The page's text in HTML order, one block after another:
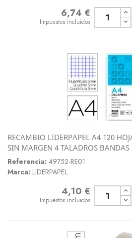
6,74 €
Impuestos incluidos
RECAMBIO LIDERPAPEL A4 120
SIN MARGEN 4 TALADROS BANDAS
Referencia: 49752-RE01
Marca: LIDERPAPEL
4,10 €
Impuestos incluidos